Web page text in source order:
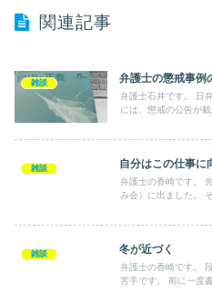
関連記事
雑談 弁護士の懲戒事例
弁護士石井です。 日弁連から送られてくる自由と正義という冊子
には、懲戒の公告が
雑談 自分はこの仕事に
弁護士の香崎です。 先日、弁護士同士の会合（平たく言うと、飲
み会）に出ました。
雑談 冬が近づく
弁護士の香崎です。 段々、寒くなってきました。 私は、寒いのは
苦手です。 前に一度